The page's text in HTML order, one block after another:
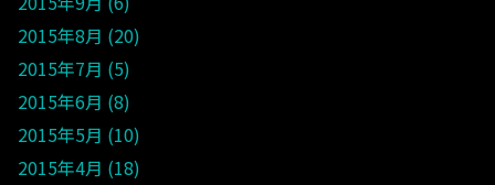
2015年8月 20
2015年7月 5
2015年6月 8
2015年5月 10
2015年4月 18